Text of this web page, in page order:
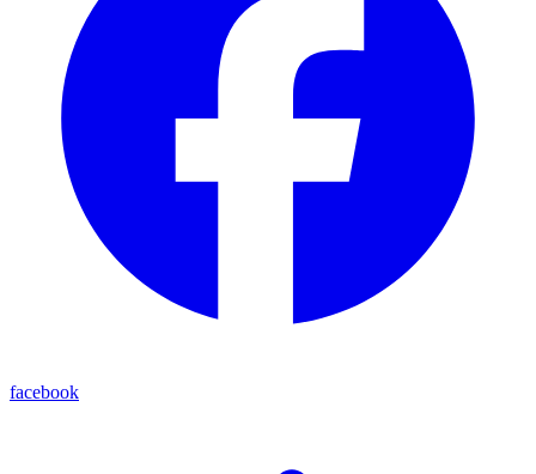
facebook